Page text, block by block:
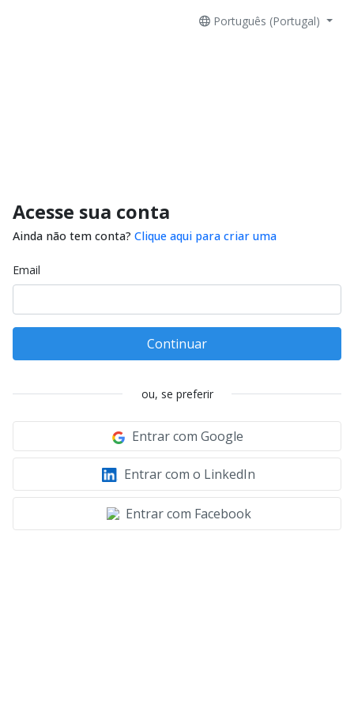
Português (Portugal)
Acesse sua conta
Ainda não tem conta? Clique aqui para criar uma
Email
Continuar
ou, se preferir
Entrar com Google
Entrar com o LinkedIn
Entrar com Facebook